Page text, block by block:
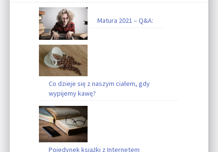
Matura 2021 – Q&A:
Co dzieje się z naszym ciałem, gdy
wypijemy kawę?
Pojedynek książki z Internetem